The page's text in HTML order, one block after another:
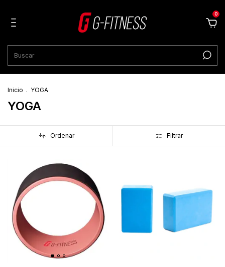
0
Inicio . YOGA
YOGA
Ordenar Filtrar